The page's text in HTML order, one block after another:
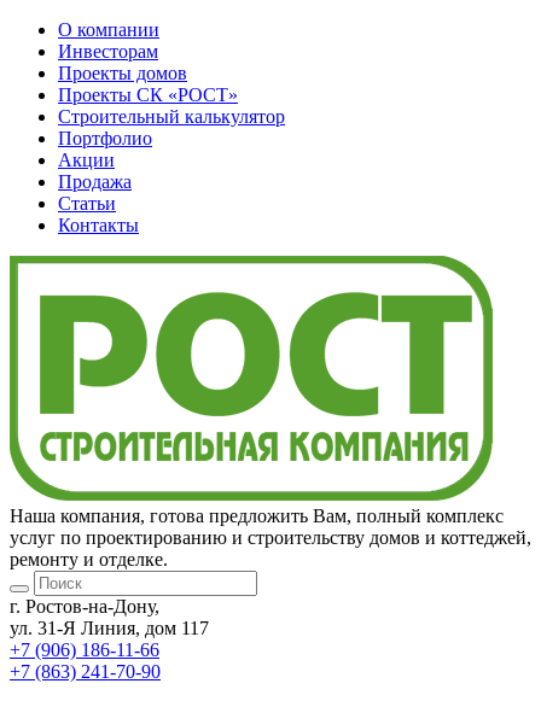
О компании
Инвесторам
Проекты домов
Проекты СК «РОСТ»
Строительный калькулятор
Портфолио
Акции
Продажа
Статьи
Контакты
Наша компания, готова предложить Вам, полный комплекс
услуг по проектированию и строительству домов и коттеджей,
ремонту и отделке.
г. Ростов-на-Дону,
ул. 31-Я Линия, дом 117
+7 (906) 186-11-66
+7 (863) 241-70-90